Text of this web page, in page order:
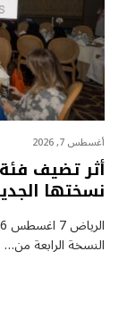
أغسطس 7, 2026
أثر تضيف
نسختها
النسخة الرابعة من…